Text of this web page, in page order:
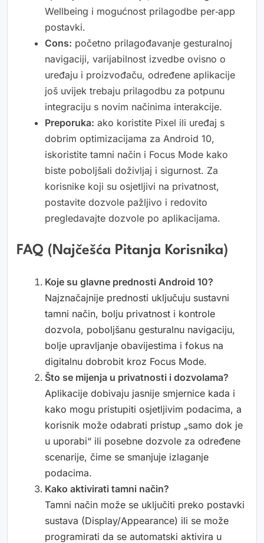
Wellbeing i mogućnost prilagodbe per‑app
postavki.
Cons: početno prilagođavanje gesturalnoj
navigaciji, varijabilnost izvedbe ovisno o
uređaju i proizvođaču, određene aplikacije
još uvijek trebaju prilagodbu za potpunu
integraciju s novim načinima interakcije.
Preporuka: ako koristite Pixel ili uređaj s
dobrim optimizacijama za Android 10,
iskoristite tamni način i Focus Mode kako
biste poboljšali doživljaj i sigurnost. Za
korisnike koji su osjetljivi na privatnost,
postavite dozvole pažljivo i redovito
pregledavajte dozvole po aplikacijama.
FAQ (Najčešća Pitanja Korisnika)
Koje su glavne prednosti Android 10?
Najznačajnije prednosti uključuju sustavni
tamni način, bolju privatnost i kontrole
dozvola, poboljšanu gesturalnu navigaciju,
bolje upravljanje obavijestima i fokus na
digitalnu dobrobit kroz Focus Mode.
Što se mijenja u privatnosti i dozvolama?
Aplikacije dobivaju jasnije smjernice kada i
kako mogu pristupiti osjetljivim podacima, a
korisnik može odabrati pristup „samo dok je
u uporabi“ ili posebne dozvole za određene
scenarije, čime se smanjuje izlaganje
podacima.
Kako aktivirati tamni način?
Tamni način može se uključiti preko postavki
sustava (Display/Appearance) ili se može
programirati da se automatski aktivira u